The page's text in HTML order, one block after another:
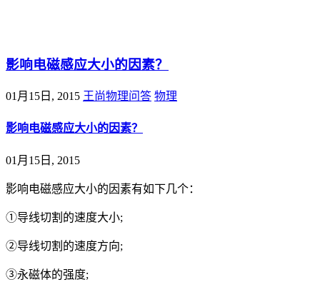
影响电磁感应大小的因素？
01月15日, 2015 王尚物理问答 物理
影响电磁感应大小的因素？
01月15日, 2015
影响电磁感应大小的因素有如下几个：
①导线切割的速度大小;
②导线切割的速度方向;
③永磁体的强度;